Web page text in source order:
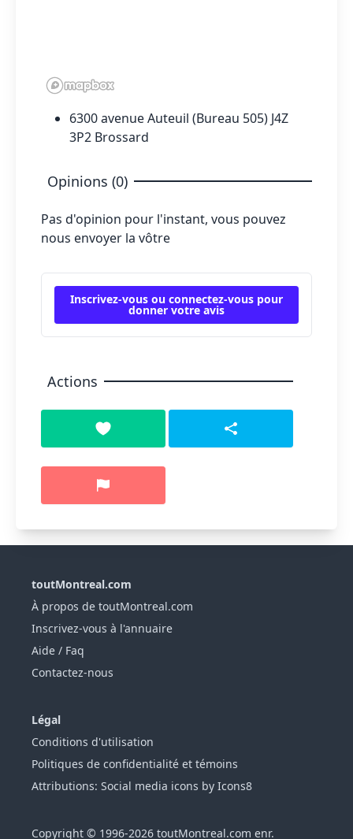
6300 avenue Auteuil (Bureau 505) J4Z
3P2 Brossard
Opinions (0)
Pas d'opinion pour l'instant, vous pouvez
nous envoyer la vôtre
Inscrivez-vous ou connectez-vous pour
donner votre avis
Actions
toutMontreal.com
À propos de toutMontreal.com
Inscrivez-vous à l'annuaire
Aide / Faq
Contactez-nous
Légal
Conditions d'utilisation
Politiques de confidentialité et témoins
Attributions: Social media icons by Icons8
Copyright © 1996-2026 toutMontreal.com enr.